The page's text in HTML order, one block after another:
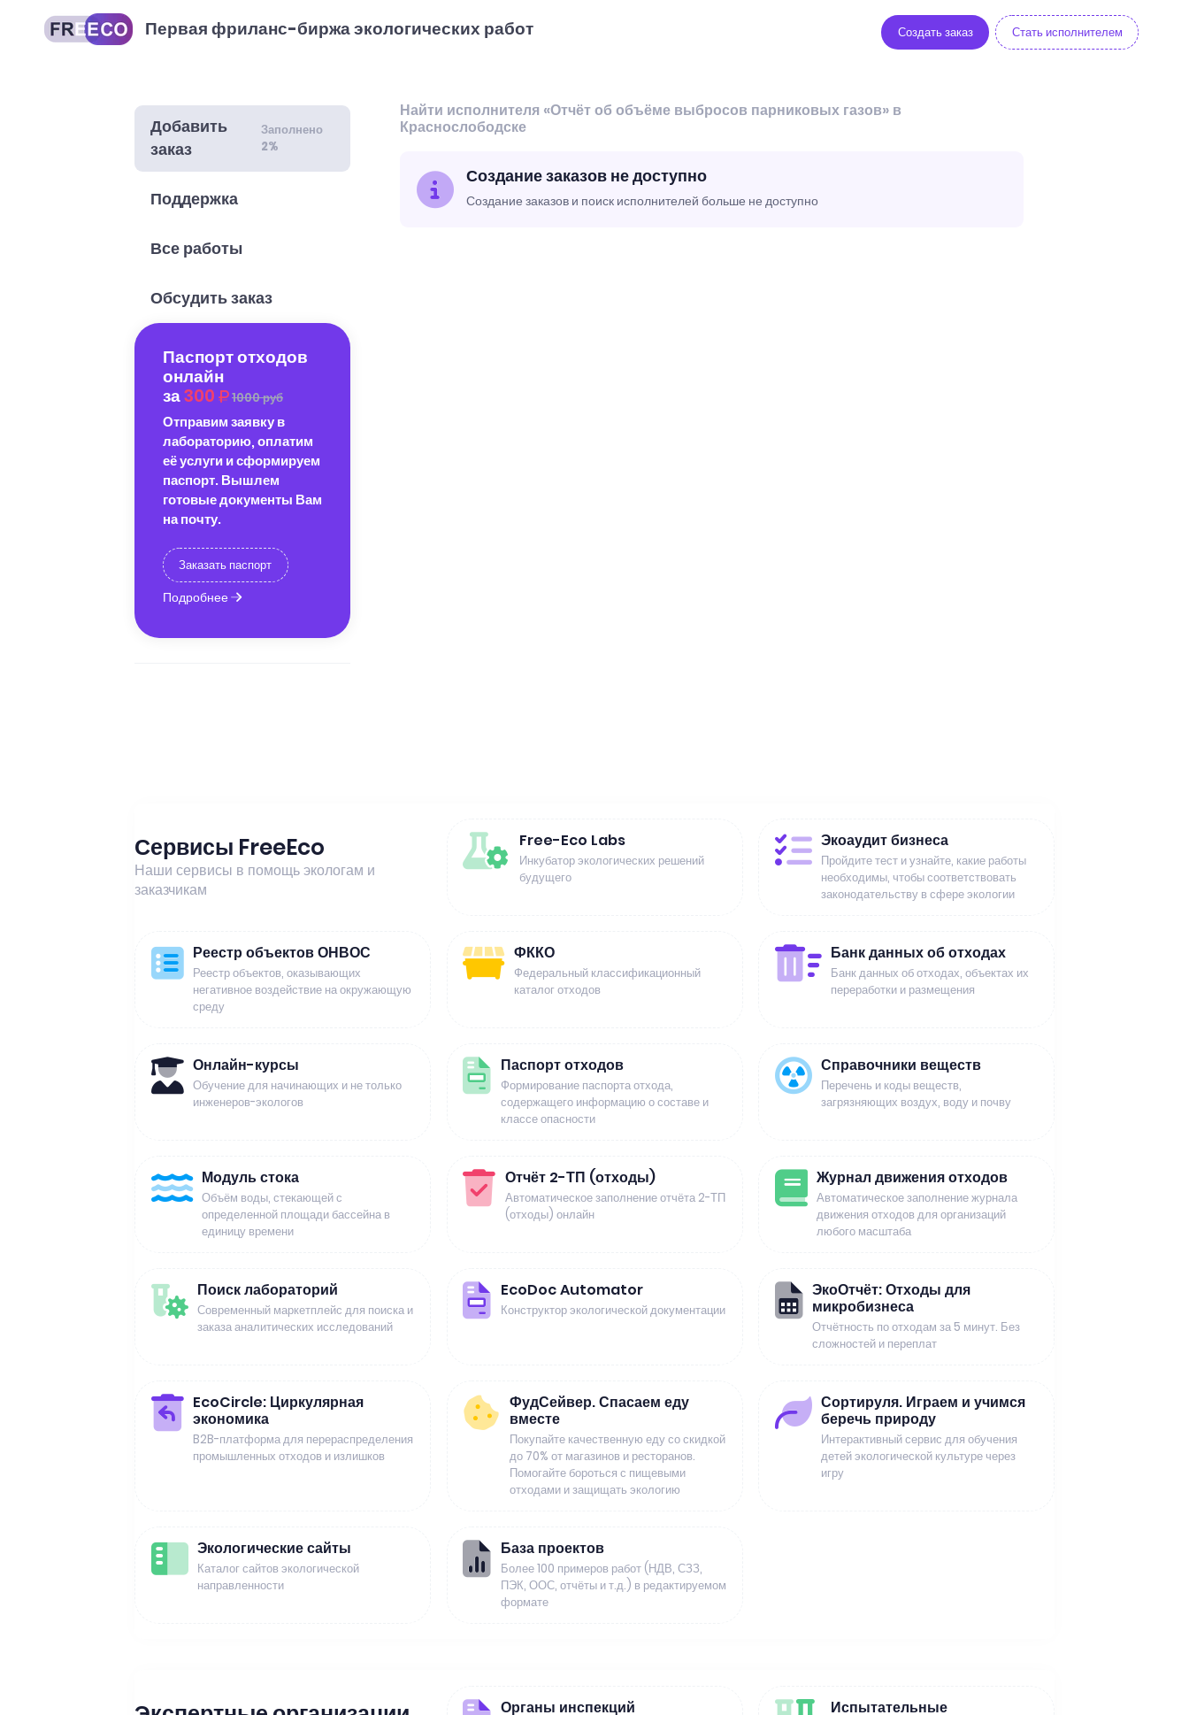
Первая фриланс-биржа экологических работ Создать заказ Стать исполнителем
Добавить
заказ
Заполнено
2%
Поддержка
Все работы
Обсудить заказ
Паспорт отходов
онлайн
за300 1000 руб
Отправим заявку в
лабораторию, оплатим
её услуги и сформируем
паспорт. Вышлем
готовые документы Вам
на почту.
Заказать паспорт
Подробнее
Найти исполнителя «Отчёт об объёме выбросов парниковых газов» в
Краснослободске
Создание заказов не доступно
Создание заказов и поиск исполнителей больше не доступно
Сервисы FreeEco
Наши сервисы в помощь экологам и
заказчикам
Free-Eco Labs
Инкубатор экологических решений
будущего
Экоаудит бизнеса
Пройдите тест и узнайте, какие работы
необходимы, чтобы соответствовать
законодательству в сфере экологии
Реестр объектов ОНВОС
Реестр объектов, оказывающих
негативное воздействие на окружающую
среду
ФККО
Федеральный классификационный
каталог отходов
Банк данных об отходах
Банк данных об отходах, объектах их
переработки и размещения
Онлайн-курсы
Обучение для начинающих и не только
инженеров-экологов
Паспорт отходов
Формирование паспорта отхода,
содержащего информацию о составе и
классе опасности
Справочники веществ
Перечень и коды веществ,
загрязняющих воздух, воду и почву
Модуль стока
Объём воды, стекающей с
определенной площади бассейна в
единицу времени
Отчёт 2-ТП (отходы)
Автоматическое заполнение отчёта 2-ТП
(отходы) онлайн
Журнал движения отходов
Автоматическое заполнение журнала
движения отходов для организаций
любого масштаба
Поиск лабораторий
Современный маркетплейс для поиска и
заказа аналитических исследований
EcoDoc Automator
Конструктор экологической документации
ЭкоОтчёт: Отходы для
микробизнеса
Отчётность по отходам за 5 минут. Без
сложностей и переплат
EcoCircle: Циркулярная
экономика
B2B-платформа для перераспределения
промышленных отходов и излишков
ФудСейвер. Спасаем еду
вместе
Покупайте качественную еду со скидкой
до 70% от магазинов и ресторанов.
Помогайте бороться с пищевыми
отходами и защищать экологию
Сортируля. Играем и учимся
беречь природу
Интерактивный сервис для обучения
детей экологической культуре через
игру
Экологические сайты
Каталог сайтов экологической
направленности
База проектов
Более 100 примеров работ (НДВ, СЗЗ,
ПЭК, ООС, отчёты и т.д.) в редактируемом
формате
Органы инспекций
Испытательные